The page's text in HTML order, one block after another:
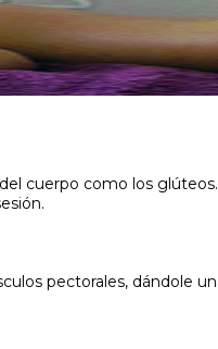
cuerpo como los
pectorales, dándole